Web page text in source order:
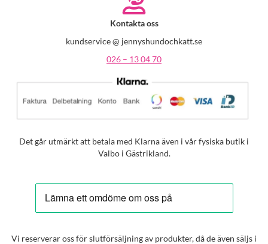
Kontakta oss
kundservice @ jennyshundochkatt.se
026 – 13 04 70
Det går utmärkt att betala med Klarna även i vår fysiska butik i
Valbo i Gästrikland.
Vi reserverar oss för slutförsäljning av produkter, då de även säljs i